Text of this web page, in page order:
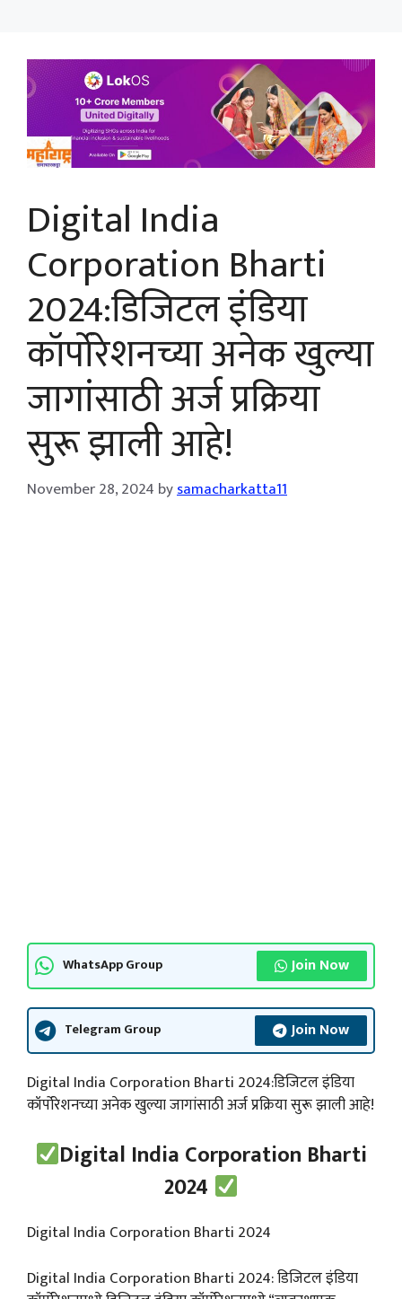
Digital India
Corporation Bharti
2024:डिजिटल इंडिया
कॉर्पोरेशनच्या अनेक खुल्या
जागांसाठी अर्ज प्रक्रिया
सुरू झाली आहे!
November 28, 2024 bysamacharkatta11
WhatsApp Group Join Now
Telegram Group Join Now
Digital India Corporation Bharti 2024:डिजिटल इंडिया
कॉर्पोरेशनच्या अनेक खुल्या जागांसाठी अर्ज प्रक्रिया सुरू झाली आहे!
Digital India Corporation Bharti
2024
Digital India Corporation Bharti 2024
Digital India Corporation Bharti 2024: डिजिटल इंडिया